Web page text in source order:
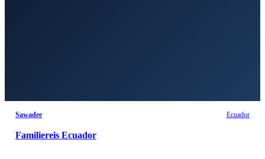
Sawadee Ecuador
Familiereis Ecuador